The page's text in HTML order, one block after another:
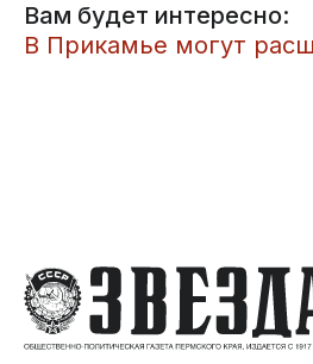
Вам будет интересно:
В Прикамье могут